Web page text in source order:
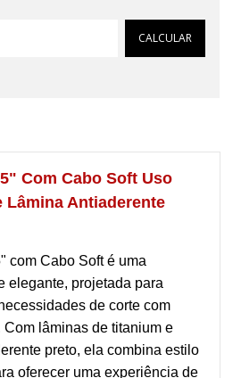
Alterar CEP
CALCULAR
Com Cabo Soft Uso
Lâmina Antiaderente
com Cabo Soft é uma
elegante, projetada para
de corte com
Com lâminas de titanium e
preto, ela combina estilo
oferecer uma experiência de